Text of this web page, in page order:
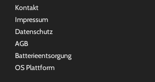
Kontakt
Impressum
Datenschutz
AGB
Batterieentsorgung
OS Plattform